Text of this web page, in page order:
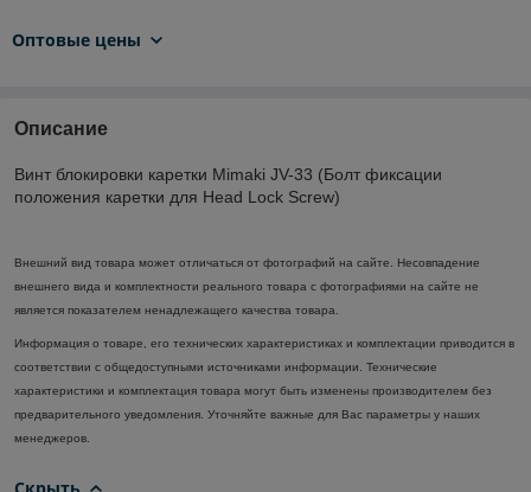
Оптовые цены
Описание
Винт блокировки каретки Mimaki JV-33 (Болт фиксации
положения каретки для Head Lock Screw)
Внешний вид товара может отличаться от фотографий на сайте. Несовпадение
внешнего вида и комплектности реального товара с фотографиями на сайте не
является показателем ненадлежащего качества товара.
Информация о товаре, его технических характеристиках и комплектации приводится в
соответствии с общедоступными источниками информации. Технические
характеристики и комплектация товара могут быть изменены производителем без
предварительного уведомления. Уточняйте важные для Вас параметры у наших
менеджеров.